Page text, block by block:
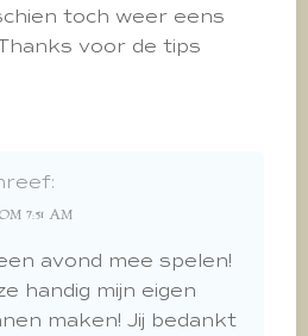
toch weer eens
voor de tips
7:51 AM
avond mee spelen!
handig mijn eigen
maken! Jij bedankt